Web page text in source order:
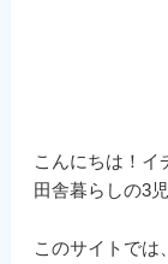
こんにちは！イ
田舎暮らしの3
このサイトでは